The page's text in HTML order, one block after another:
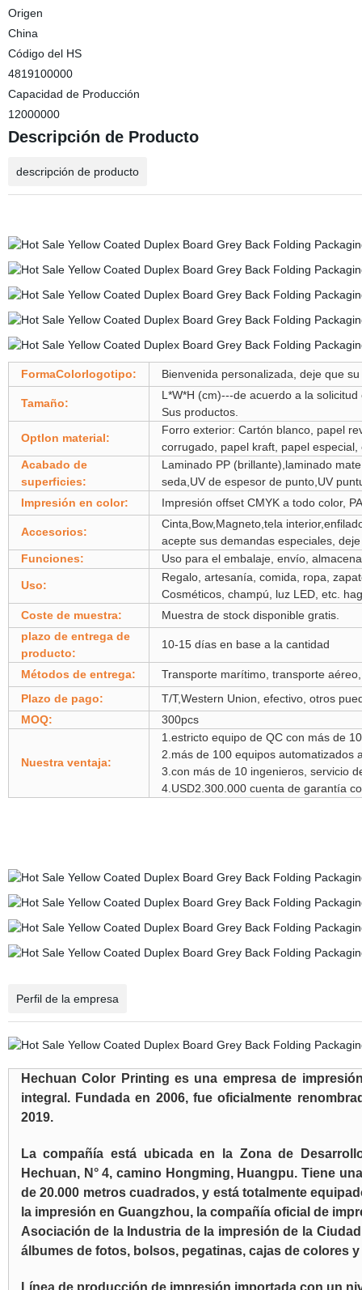
Origen
China
Código del HS
4819100000
Capacidad de Producción
12000000
Descripción de Producto
descripción de producto
FormaColorlogotipo: Bienvenida personalizada, deje que
Tamaño:
L*W*H (cm)---de acuerdo a la
Sus productos.
Optlon material:
Forro exterior: Cartón blanco, papel
corrugado, papel kraft, papel
Acabado de
superficies:
Laminado PP (brillante),laminado
seda,UV de espesor de punto,UV
Impresión en color:
Impresión offset CMYK a todo color,
Accesorios:
Cinta,Bow,Magneto,tela
acepte sus demandas especiales,
Funciones:
Uso para el embalaje, envío,
Uso:
Regalo, artesanía, comida, ropa,
Cosméticos, champú, luz LED, etc.
Coste de muestra:
Muestra de stock disponible gratis.
plazo de entrega de
producto:
10-15 días en base a la cantidad
Métodos de entrega:
Transporte marítimo, transporte
Plazo de pago:
T/T,Western Union, efectivo, otros
MOQ:
300pcs
Nuestra ventaja:
1.estricto equipo de QC con más de
2.más de 100 equipos automatizados
3.con más de 10 ingenieros, servicio
4.USD2.300.000 cuenta de garantía
Perfil de la empresa
Hechuan Color Printing es una empresa de
integral. Fundada en 2006, fue oficialmente
2019.
La compañía está ubicada en la Zona de
Hechuan, N° 4, camino Hongming, Huangpu. Tiene
de 20.000 metros cuadrados, y está totalmente
la impresión en Guangzhou, la compañía oficial de
Asociación de la Industria de la impresión de la
álbumes de fotos, bolsos, pegatinas, cajas de colores
Línea de producción de impresión importada con un